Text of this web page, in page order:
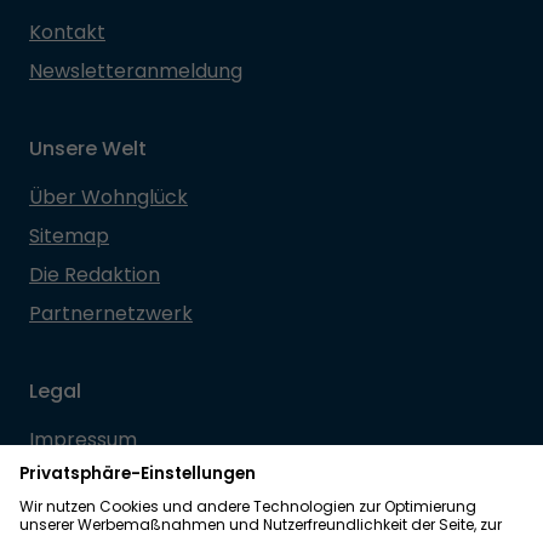
Kontakt
Newsletteranmeldung
Unsere Welt
Über Wohnglück
Sitemap
Die Redaktion
Partnernetzwerk
Legal
Impressum
Datenschutz
Allgemeine Geschäftsbedingungen